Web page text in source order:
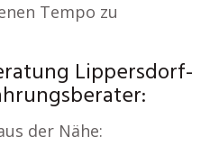
Tempo zu
Lippersdorf-
der Nähe: